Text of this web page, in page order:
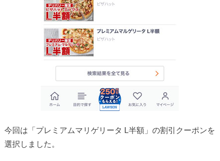
今回は「プレミアムマリゲリータ L半額」の割引クーポンを
選択しました。